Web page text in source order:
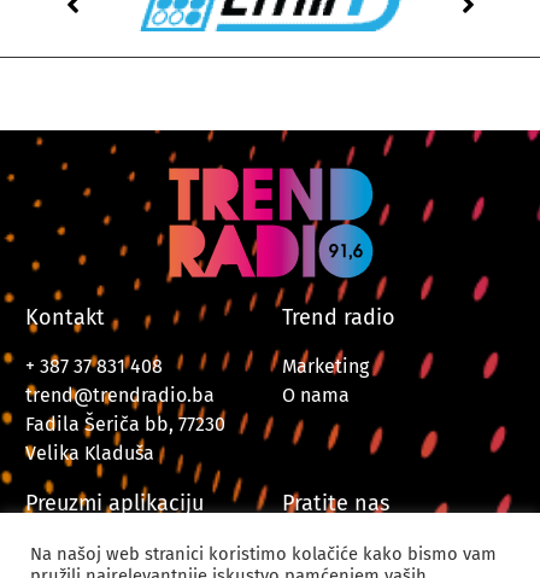
Kontakt
+ 387 37 831 408
trend@trendradio.ba
Fadila Šeriča bb, 77230
Velika Kladuša
Trend radio
Marketing
O nama
Preuzmi aplikaciju Pratite nas
Na našoj web stranici koristimo kolačiće kako bismo vam